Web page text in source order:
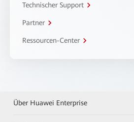
Technischer Support
Partner
Ressourcen-Center
Über Huawei Enterprise